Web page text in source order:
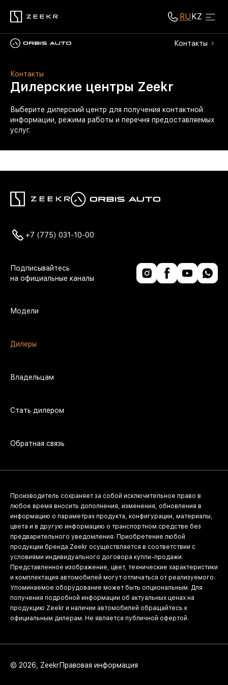
RUKZ
Контакты
Контакты
Дилерские центры Zeekr
Выберите дилерский центр для получения контактной
информации, режима работы и перечня предоставляемых
услуг.
+7 (775) 031-10-00
Модели
Дилеры
Владельцам
Стать дилером
Обратная связь
Производитель сохраняет за собой исключительное право в
любое время вносить дополнения, изменения, обновления в
информацию о параметрах продукта, конфигурации, материалы,
цвета и в другую информацию о транспортном средстве без
предварительного уведомления. Приобретение любой
продукции бренда Zeekr осуществляется в соответствии с
условиями индивидуального договора купли-продажи.
Представленное изображение, цвет, технические характеристики
и комплектация автомобилей могут отличаться от реализуемого.
Упоминаемое оборудование может быть опциональным. Для
получения подробной информации об актуальных ценах на
продукцию Zeekr и наличии автомобилей обращайтесь к
официальным дилерам. Не является публичной офертой.
© 2026, ZeekrПравовая информация